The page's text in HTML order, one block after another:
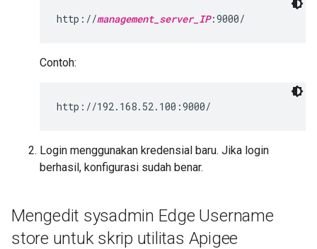
http://management_server_IP:9000/
Contoh:
http://192.168.52.100:9000/
Login menggunakan kredensial baru. Jika login
berhasil, konfigurasi sudah benar.
Mengedit sysadmin Edge Username
store untuk skrip utilitas Apigee